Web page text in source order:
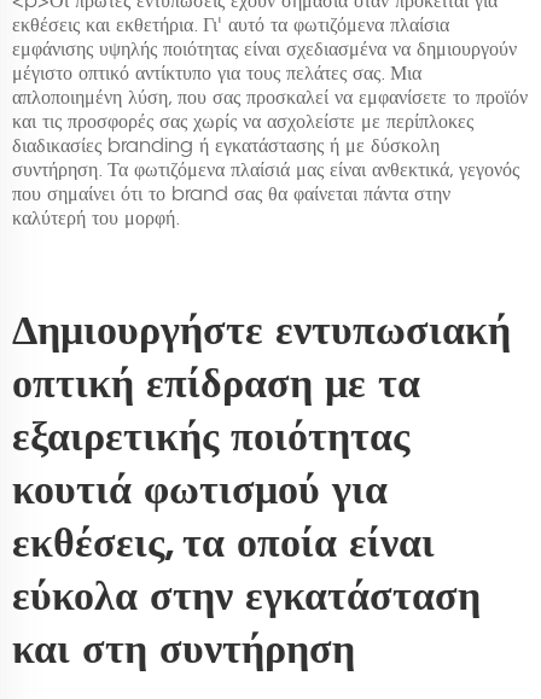
εκθέσεις και εκθετήρια. Γι' αυτό τα φωτιζόμενα πλαίσια
εμφάνισης υψηλής ποιότητας είναι σχεδιασμένα να δημιουργούν
μέγιστο οπτικό αντίκτυπο για τους πελάτες σας. Μια
απλοποιημένη λύση, που σας προσκαλεί να εμφανίσετε το προϊόν
και τις προσφορές σας χωρίς να ασχολείστε με περίπλοκες
διαδικασίες branding ή εγκατάστασης ή με δύσκολη
συντήρηση. Τα φωτιζόμενα πλαίσιά μας είναι ανθεκτικά, γεγονός
που σημαίνει ότι το brand σας θα φαίνεται πάντα στην
καλύτερή του μορφή.
Δημιουργήστε εντυπωσιακή
οπτική επίδραση με τα
εξαιρετικής ποιότητας
κουτιά φωτισμού για
εκθέσεις, τα οποία είναι
εύκολα στην εγκατάσταση
και στη συντήρηση